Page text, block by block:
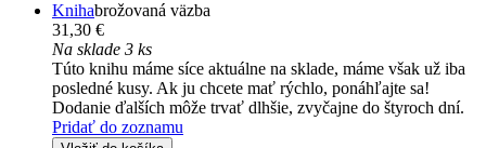
Knihabrožovaná väzba
31,30 €
Na sklade 3 ks
Túto knihu máme síce aktuálne na sklade, máme však už iba
posledné kusy. Ak ju chcete mať rýchlo, ponáhľajte sa!
Dodanie ďalších môže trvať dlhšie, zvyčajne do štyroch dní.
Pridať do zoznamu